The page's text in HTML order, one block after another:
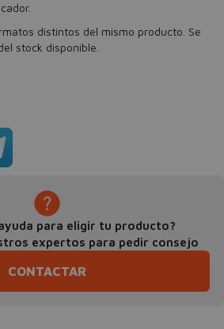
distintos del mismo producto. Se
stock disponible.
para eligir tu producto?
expertos para pedir consejo
CONTACTAR